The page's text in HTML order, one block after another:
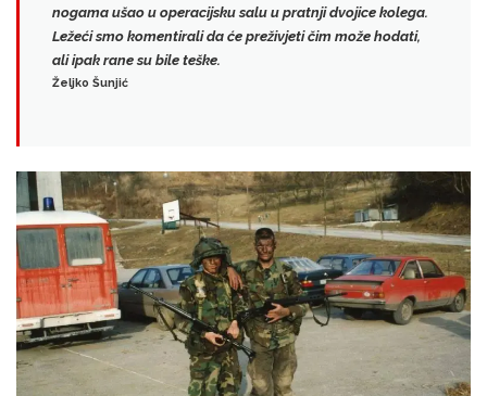
nogama ušao u operacijsku salu u pratnji dvojice kolega.
Ležeći smo komentirali da će preživjeti čim može hodati,
ali ipak rane su bile teške.
Željko Šunjić